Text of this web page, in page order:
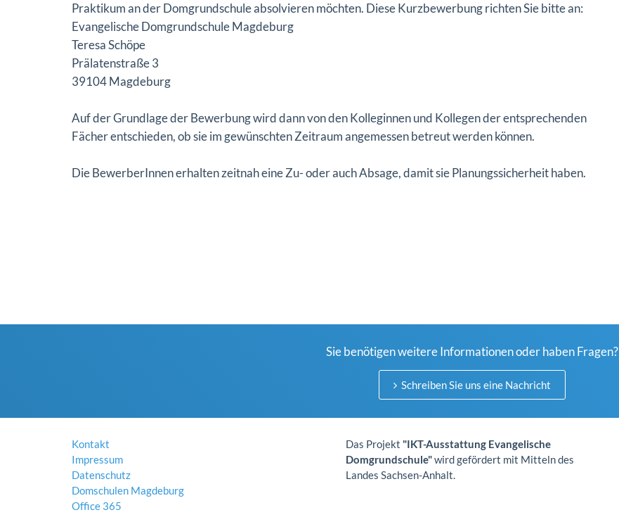
Praktikum an der Domgrundschule absolvieren möchten. Diese Kurzbewerbung richten Sie bitte an:
Evangelische Domgrundschule Magdeburg
Teresa Schöpe
Prälatenstraße 3
39104 Magdeburg
Auf der Grundlage der Bewerbung wird dann von den Kolleginnen und Kollegen der entsprechenden
Fächer entschieden, ob sie im gewünschten Zeitraum angemessen betreut werden können.
Die BewerberInnen erhalten zeitnah eine Zu- oder auch Absage, damit sie Planungssicherheit haben.
Sie benötigen weitere Informationen oder haben Fragen?
Schreiben Sie uns eine Nachricht
Kontakt
Impressum
Datenschutz
Domschulen Magdeburg
Office 365
Das Projekt "IKT-Ausstattung Evangelische
Domgrundschule"wird gefördert mit Mitteln des
Landes Sachsen-Anhalt.